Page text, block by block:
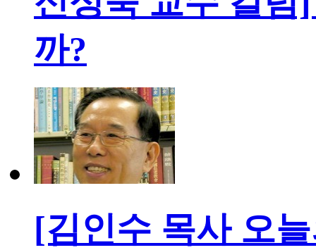
까?
[김인수 목사 오